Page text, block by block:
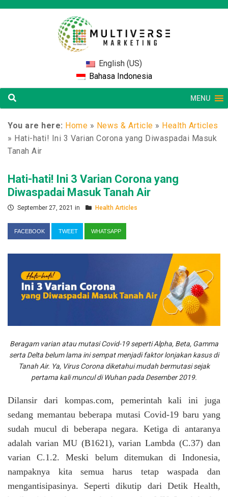
English (US)
Bahasa Indonesia
MENU
You are here: Home » News & Article » Health Articles
» Hati-hati! Ini 3 Varian Corona yang Diwaspadai Masuk
Tanah Air
Hati-hati! Ini 3 Varian Corona yang
Diwaspadai Masuk Tanah Air
September 27, 2021 in Health Articles
FACEBOOK TWEET WHATSAPP
Beragam varian atau mutasi Covid-19 seperti Alpha, Beta, Gamma
serta Delta belum lama ini sempat menjadi faktor lonjakan kasus di
Tanah Air. Ya, Virus Corona diketahui mudah bermutasi sejak
pertama kali muncul di Wuhan pada Desember 2019.
Dilansir dari kompas.com, pemerintah kali ini juga
sedang memantau beberapa mutasi Covid-19 baru yang
sudah mucul di beberapa negara. Ketiga di antaranya
adalah varian MU (B1621), varian Lambda (C.37) dan
varian C.1.2. Meski belum ditemukan di Indonesia,
nampaknya kita semua harus tetap waspada dan
mengantisipasinya. Seperti dikutip dari Detik Health,